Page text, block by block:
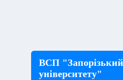
ВСП "Запорізький
університету"